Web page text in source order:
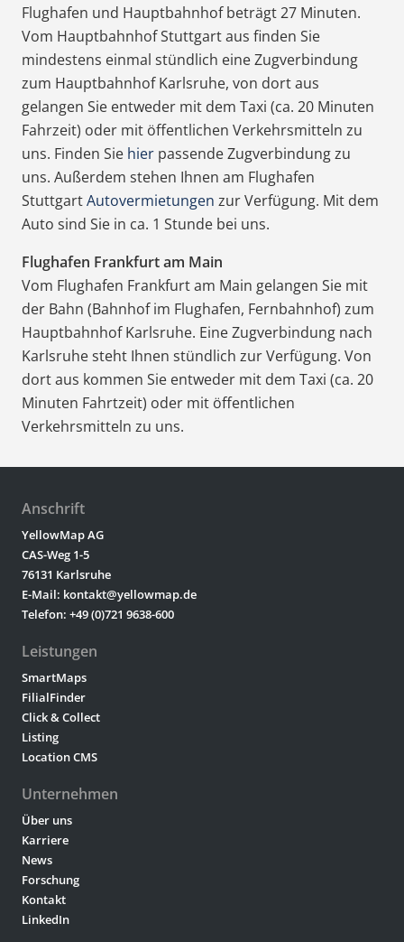
Flughafen und Hauptbahnhof beträgt 27 Minuten.
Vom Hauptbahnhof Stuttgart aus finden Sie
mindestens einmal stündlich eine Zugverbindung
zum Hauptbahnhof Karlsruhe, von dort aus
gelangen Sie entweder mit dem Taxi (ca. 20 Minuten
Fahrzeit) oder mit öffentlichen Verkehrsmitteln zu
uns. Finden Sie hier passende Zugverbindung zu
uns. Außerdem stehen Ihnen am Flughafen
StuttgartAutovermietungen zur Verfügung. Mit dem
Auto sind Sie in ca. 1 Stunde bei uns.
Flughafen Frankfurt am Main
Vom Flughafen Frankfurt am Main gelangen Sie mit
der Bahn (Bahnhof im Flughafen, Fernbahnhof) zum
Hauptbahnhof Karlsruhe. Eine Zugverbindung nach
Karlsruhe steht Ihnen stündlich zur Verfügung. Von
dort aus kommen Sie entweder mit dem Taxi (ca. 20
Minuten Fahrtzeit) oder mit öffentlichen
Verkehrsmitteln zu uns.
Anschrift
YellowMap AG
CAS-Weg 1-5
76131 Karlsruhe
E-Mail: kontakt@yellowmap.de
Telefon: +49 (0)721 9638-600
Leistungen
SmartMaps
FilialFinder
Click & Collect
Listing
Location CMS
Unternehmen
Über uns
Karriere
News
Forschung
Kontakt
LinkedIn